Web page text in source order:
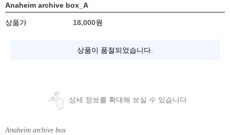
Anaheim archive box_A
상품가 18,000원
상품이 품절되었습니다.
상세 정보를 확대해 보실 수 있습니다
Anaheim archive box